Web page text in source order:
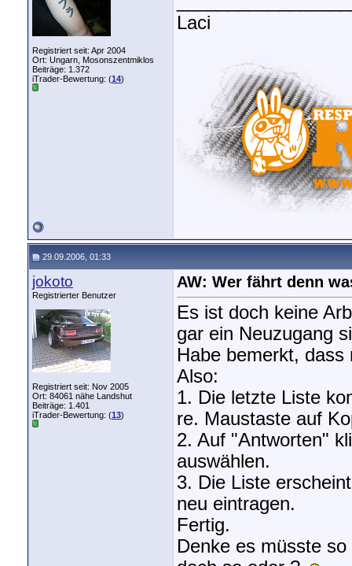
Registriert seit: Apr 2004
Ort: Ungarn, Mosonszentmiklos
Beiträge: 1.372
iTrader-Bewertung: (14)
Laci
29.09.2006, 01:33
jokoto
Registrierter Benutzer
Registriert seit: Nov 2005
Ort: 84061 nähe Landshut
Beiträge: 1.401
iTrader-Bewertung: (13)
AW: Wer fährt denn
Es ist doch keine
gar ein Neuzugang
Habe bemerkt,
Also:
1. Die letzte Liste
re. Maustaste auf
2. Auf "Antworten"
auswählen.
3. Die Liste
neu eintragen.
Fertig.
Denke es müsste